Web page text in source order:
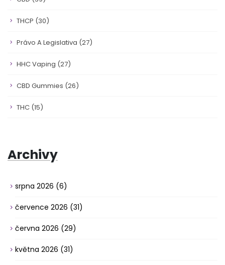
THCP (30)
Právo A Legislativa (27)
HHC Vaping (27)
CBD Gummies (26)
THC (15)
Archivy
srpna 2026 (6)
července 2026 (31)
června 2026 (29)
května 2026 (31)